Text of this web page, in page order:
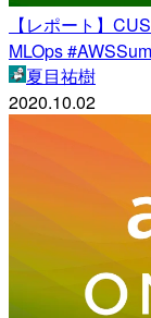
【レポート】
MLOps
夏目祐樹
2020.10.02